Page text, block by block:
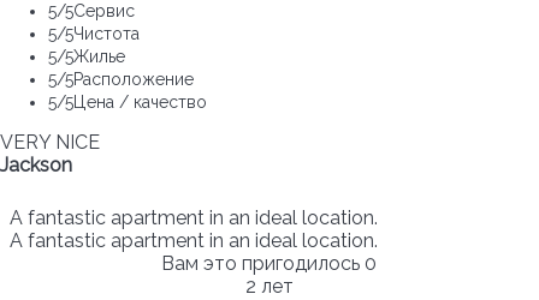
5/5Сервис
5/5Чистота
5/5Жилье
5/5Расположение
5/5Цена / качество
VERY NICE
Jackson
A fantastic apartment in an ideal location.
A fantastic apartment in an ideal location.
Вам это пригодилось 0
2 лет